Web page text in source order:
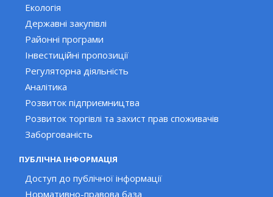
Екологія
Державні закупівлі
Районні програми
Інвестиційні пропозиції
Регуляторна діяльність
Аналітика
Розвиток підприємництва
Розвиток торгівлі та захист прав споживачів
Заборгованість
ПУБЛІЧНА ІНФОРМАЦІЯ
Доступ до публічної інформації
Нормативно-правова база